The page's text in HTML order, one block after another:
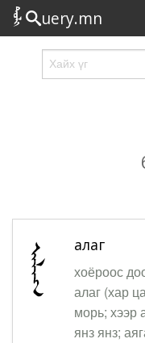
uery.mn
Сонирхолтой
алаг
хоёроос
алаг (хар
морь; хээр
янз янз;